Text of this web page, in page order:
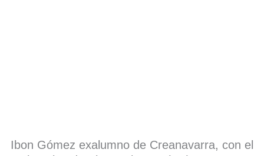
Ibon Gómez exalumno de Creanavarra, con el